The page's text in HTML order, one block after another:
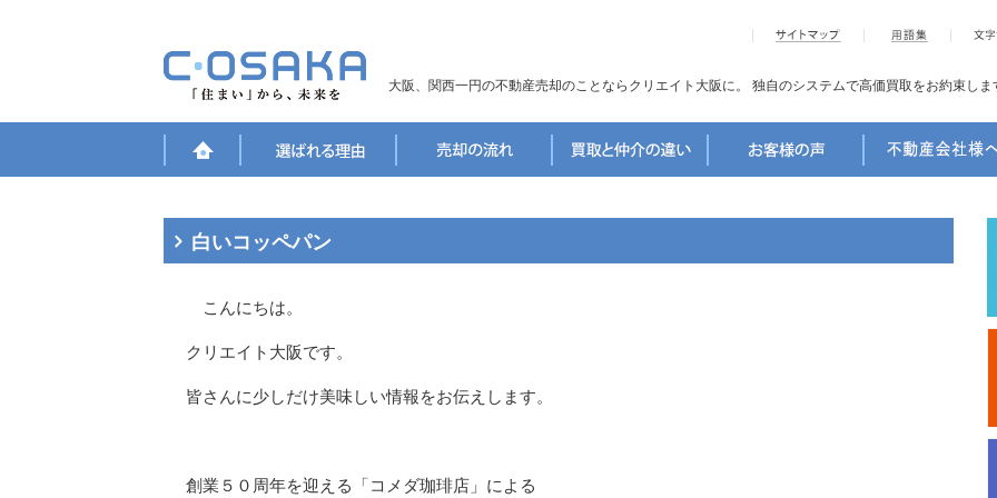
大阪、関西一円の不動産売却のことならクリエイト大阪に。 独自のシステムで高価買取をお約束しま
白いコッペパン
こんにちは。
クリエイト大阪です。
皆さんに少しだけ美味しい情報をお伝えします。
創業５０周年を迎える「コメダ珈琲店」による